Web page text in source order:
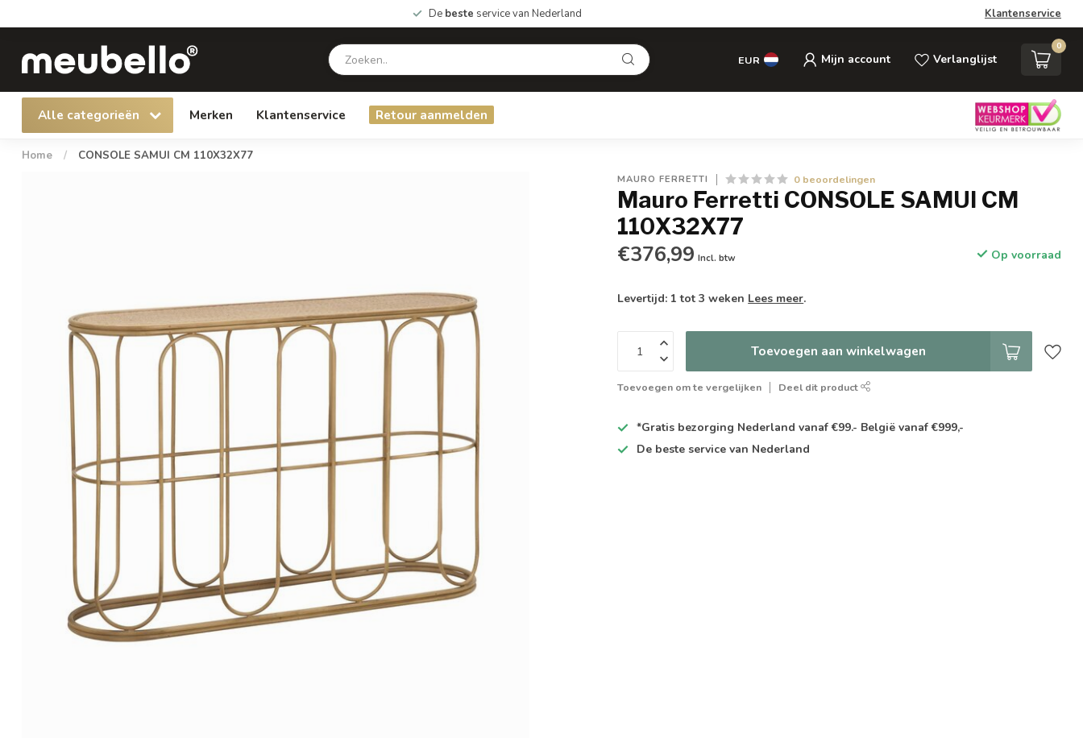
De beste service van Nederland Klantenservice
EUR Mijn account Verlanglijst
0
Alle categorieën Merken Klantenservice Retour aanmelden
Home / CONSOLE SAMUI CM 110X32X77
MAURO FERRETTI 0 beoordelingen
Mauro Ferretti CONSOLE SAMUI CM
110X32X77
€376,99 Incl. btw Op voorraad
Levertijd: 1 tot 3 weken Lees meer.
Toevoegen aan winkelwagen
Toevoegen om te vergelijken Deel dit product
*Gratis bezorging Nederland vanaf €99.- België vanaf €999,-
De beste service van Nederland